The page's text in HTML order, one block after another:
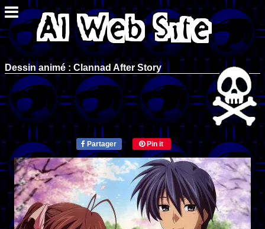
Dessin animé : Clannad After Story
Partager Pin it